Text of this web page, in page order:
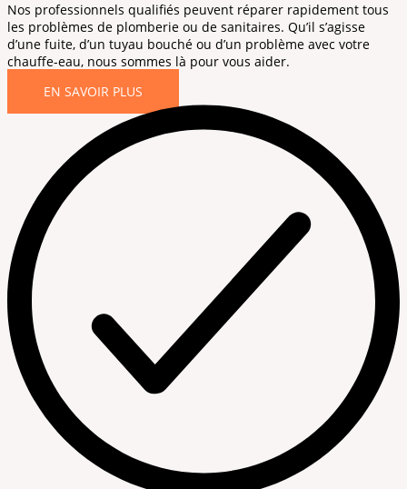
Nos professionnels qualifiés peuvent réparer rapidement tous
les problèmes de plomberie ou de sanitaires. Qu’il s’agisse
d’une fuite, d’un tuyau bouché ou d’un problème avec votre
chauffe-eau, nous sommes là pour vous aider.
EN SAVOIR PLUS